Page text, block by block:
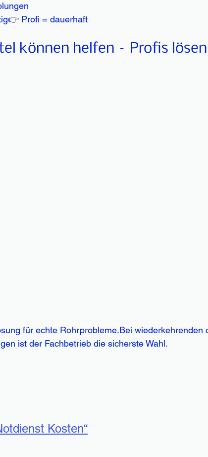
Profi = dauerhaft
können helfen – Profis
für echte Rohrprobleme.Bei wiederkehrenden
ist der Fachbetrieb die sicherste Wahl.
Kosten“